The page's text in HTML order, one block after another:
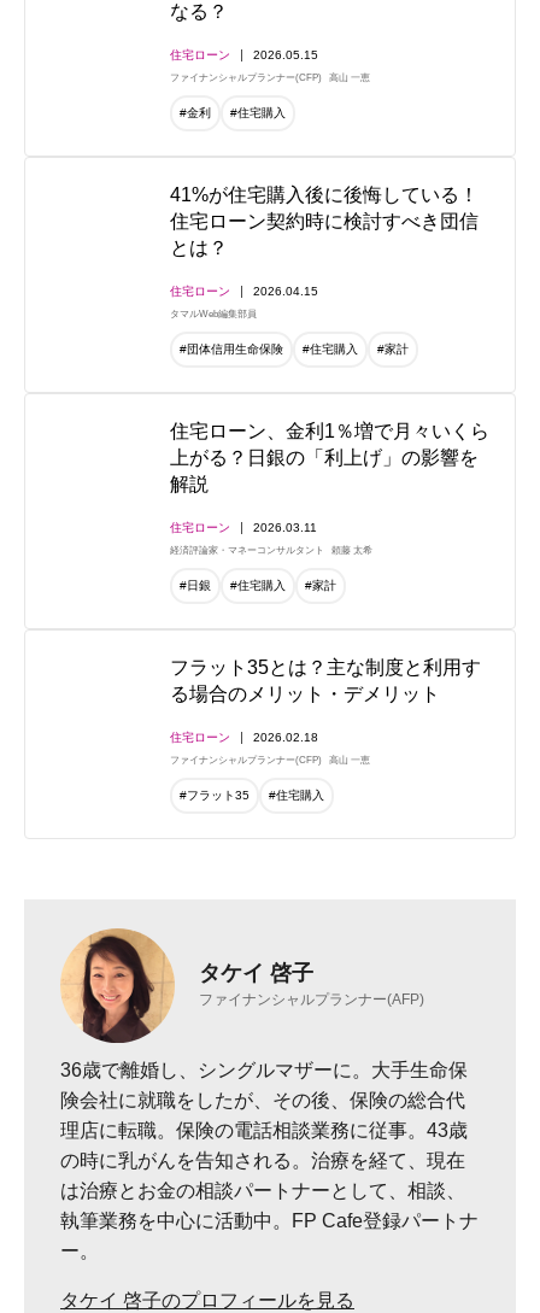
なる？
住宅ローン 2026.05.15
ファイナンシャルプランナー(CFP) 高山 一恵
#金利 #住宅購入
41%が住宅購入後に後悔している！
住宅ローン契約時に検討すべき団信
とは？
住宅ローン 2026.04.15
タマルWeb編集部員
#団体信用生命保険 #住宅購入 #家計
住宅ローン、金利1％増で月々いくら
上がる？日銀の「利上げ」の影響を
解説
住宅ローン 2026.03.11
経済評論家・マネーコンサルタント 頼藤 太希
#日銀 #住宅購入 #家計
フラット35とは？主な制度と利用す
る場合のメリット・デメリット
住宅ローン 2026.02.18
ファイナンシャルプランナー(CFP) 高山 一恵
#フラット35 #住宅購入
タケイ 啓子
ファイナンシャルプランナー(AFP)
36歳で離婚し、シングルマザーに。大手生命保
険会社に就職をしたが、その後、保険の総合代
理店に転職。保険の電話相談業務に従事。43歳
の時に乳がんを告知される。治療を経て、現在
は治療とお金の相談パートナーとして、相談、
執筆業務を中心に活動中。FP Cafe登録パートナ
ー。
タケイ 啓子のプロフィールを見る